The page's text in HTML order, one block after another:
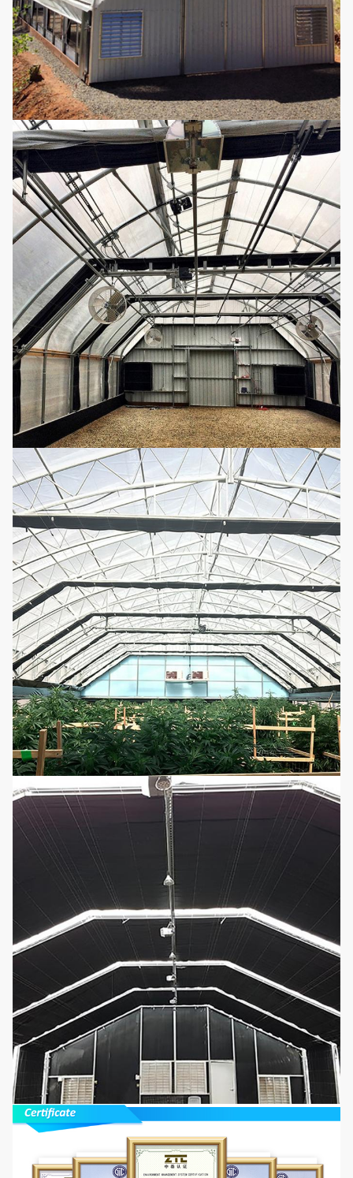
12
الزراعة
المائية
يمكن إعادة استخدامها ،
لا حاجة لإضافة العناصر
الغذائية ، مريحة
وبأسعار معقولة.
اختياري